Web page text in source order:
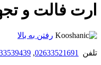
ارت فالت و
رفتن به بالا
تلفن 02633521691
,